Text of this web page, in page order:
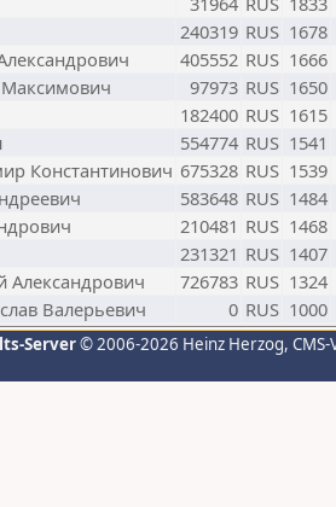
240319 RUS 1678
405552 RUS 1666
97973 RUS 1650
182400 RUS 1615
554774 RUS 1541
Константинович 675328 RUS 1539
583648 RUS 1484
210481 RUS 1468
231321 RUS 1407
Александрович 726783 RUS 1324
Валерьевич 0 RUS 1000
Server© 2006-2026 Heinz Herzog,